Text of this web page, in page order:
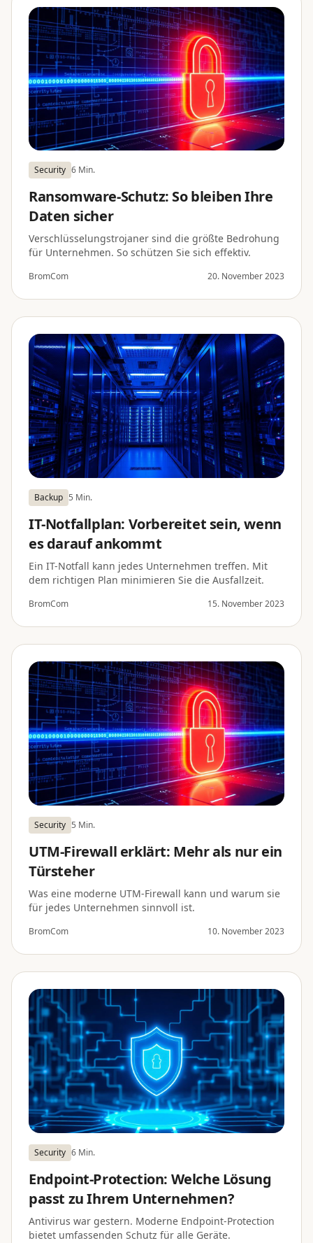
Security 6 Min.
Ransomware-Schutz: So bleiben Ihre
Daten sicher
Verschlüsselungstrojaner sind die größte Bedrohung
für Unternehmen. So schützen Sie sich effektiv.
BromCom 20. November 2023
Backup 5 Min.
IT-Notfallplan: Vorbereitet sein, wenn
es darauf ankommt
Ein IT-Notfall kann jedes Unternehmen treffen. Mit
dem richtigen Plan minimieren Sie die Ausfallzeit.
BromCom 15. November 2023
Security 5 Min.
UTM-Firewall erklärt: Mehr als nur ein
Türsteher
Was eine moderne UTM-Firewall kann und warum sie
für jedes Unternehmen sinnvoll ist.
BromCom 10. November 2023
Security 6 Min.
Endpoint-Protection: Welche Lösung
passt zu Ihrem Unternehmen?
Antivirus war gestern. Moderne Endpoint-Protection
bietet umfassenden Schutz für alle Geräte.